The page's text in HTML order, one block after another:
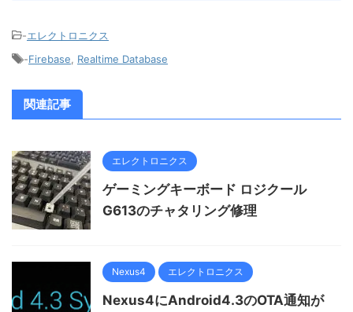
-エレクトロニクス
-Firebase Realtime Database
関連記事
エレクトロニクス
ゲーミングキーボード ロジクール
G613のチャタリング修理
Nexus4 エレクトロニクス
Nexus4にAndroid4.3のOTA通知が